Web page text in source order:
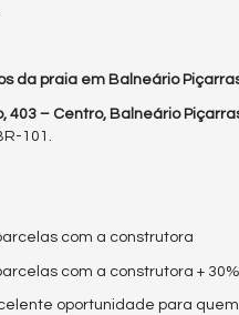
da praia em Balneário
403 – Centro, Balneário
101.
com a construtora
com a construtora +
oportunidade para